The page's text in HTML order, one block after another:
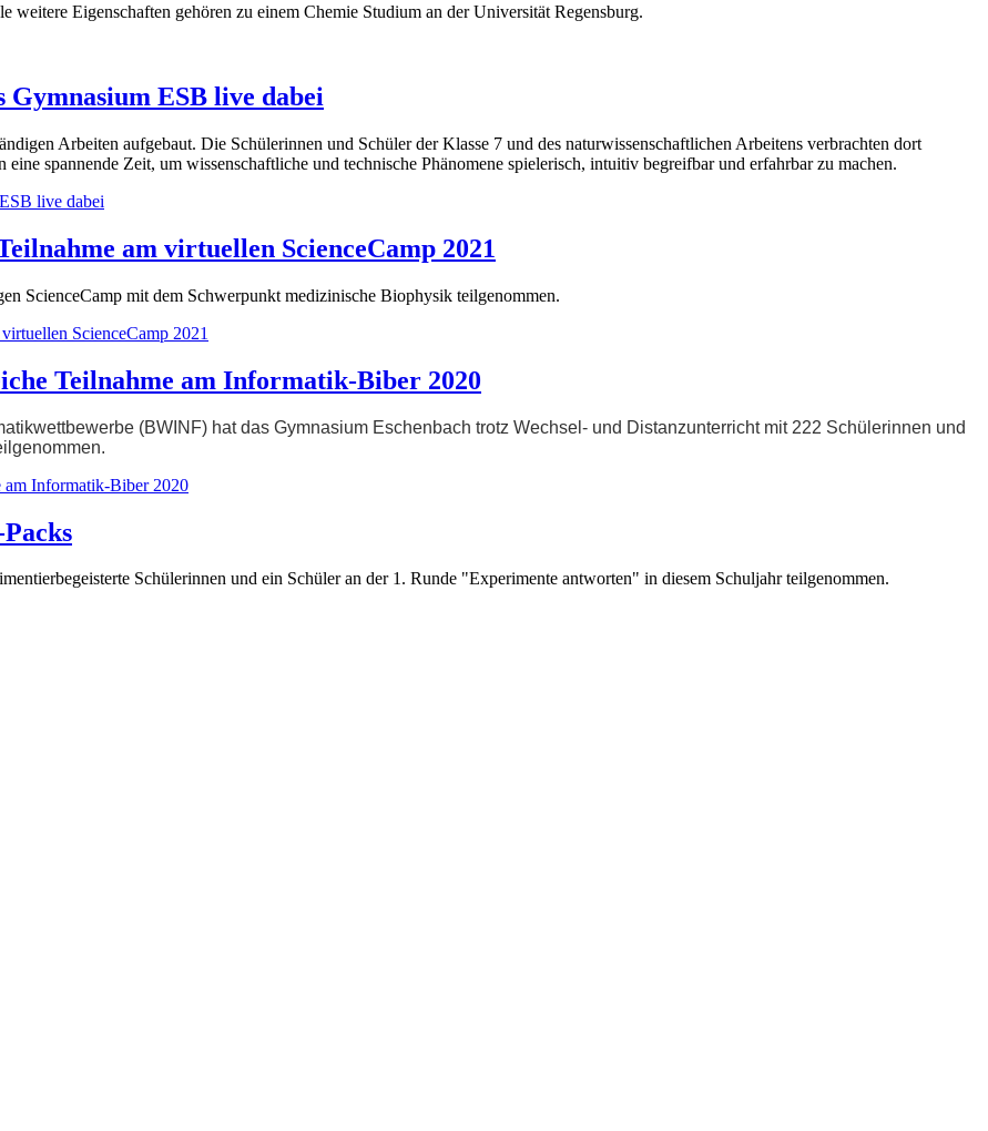
Eigenschaften gehören zu einem Chemie Studium an der Universität Regensburg.
ESB live dabei
Arbeiten aufgebaut. Die Schülerinnen und Schüler der Klasse 7 und des naturwissenschaftlichen Arbeitens verbrachten dort
spannende Zeit, um wissenschaftliche und technische Phänomene spielerisch, intuitiv begreifbar und erfahrbar zu machen.
live dabei
am virtuellen ScienceCamp 2021
ScienceCamp mit dem Schwerpunkt medizinische Biophysik teilgenommen.
ScienceCamp 2021
Teilnahme am Informatik-Biber 2020
(BWINF) hat das Gymnasium Eschenbach trotz Wechsel- und Distanzunterricht mit 222 Schülerinnen und
am Informatik-Biber 2020
Schülerinnen und ein Schüler an der 1. Runde "Experimente antworten" in diesem Schuljahr teilgenommen.